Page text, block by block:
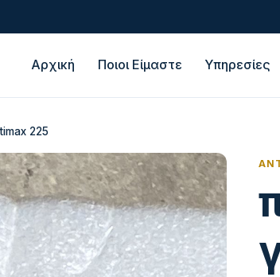
Αρχική Ποιοι Είμαστε Υπηρεσίες
225